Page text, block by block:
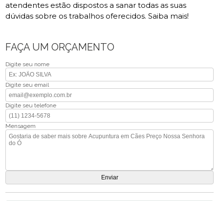
atendentes estão dispostos a sanar todas as suas
dúvidas sobre os trabalhos oferecidos. Saiba mais!
FAÇA UM ORÇAMENTO
Digite seu nome
Digite seu email
Digite seu telefone
Mensagem